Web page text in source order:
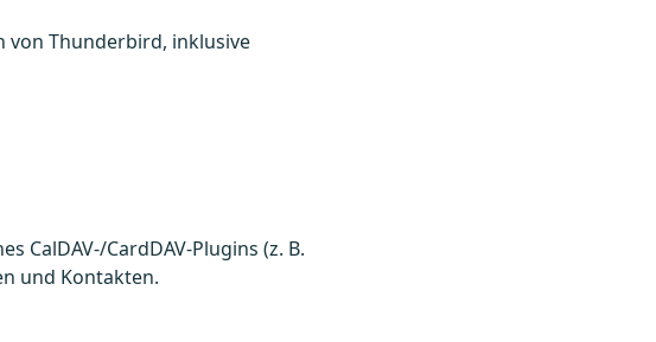
von Thunderbird, inklusive
CardDAV-Plugins (z. B.
und Kontakten.